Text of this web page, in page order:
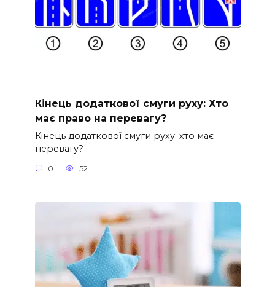
Кінець додаткової смуги руху: Хто
має право на перевагу?
Кінець додаткової смуги руху: хто має
перевагу?
0 52